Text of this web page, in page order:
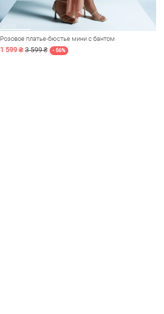
Розовое платье-бюстье мини с бантом
1 599 ₴ 3 599 ₴ - 56%